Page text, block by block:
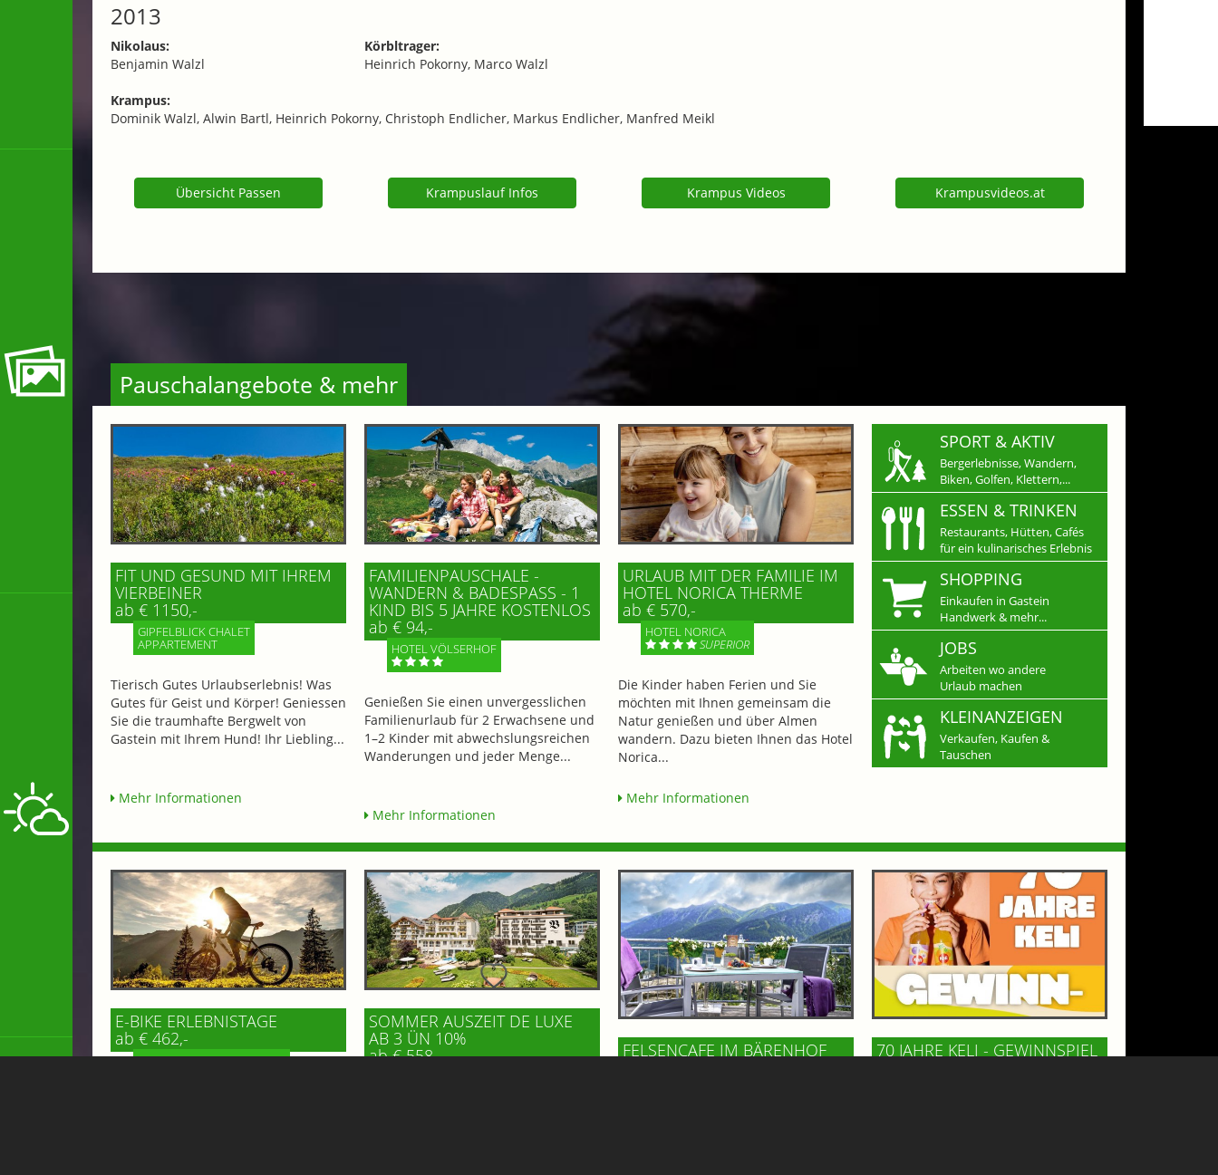
2013
Nikolaus:
Benjamin Walzl
Körbltrager:
Heinrich Pokorny, Marco Walzl
Krampus:
Dominik Walzl, Alwin Bartl, Heinrich Pokorny, Christoph Endlicher, Markus Endlicher, Manfred Meikl
Übersicht Passen Krampuslauf Infos Krampus Videos Krampusvideos.at
Pauschalangebote & mehr
FIT UND GESUND MIT IHREM
VIERBEINER
ab € 1150,-
GIPFELBLICK CHALET
APPARTEMENT
Tierisch Gutes Urlaubserlebnis! Was
Gutes für Geist und Körper! Geniessen
Sie die traumhafte Bergwelt von
Gastein mit Ihrem Hund! Ihr Liebling...
Mehr Informationen
FAMILIENPAUSCHALE -
WANDERN & BADESPASS - 1 K
IND BIS 5 JAHRE KOSTENLOS
ab € 94,-
HOTEL VÖLSERHOF
Genießen Sie einen unvergesslichen
Familienurlaub für 2 Erwachsene und
1–2 Kinder mit abwechslungsreichen
Wanderungen und jeder Menge...
Mehr Informationen
URLAUB MIT DER FAMILIE IM
HOTEL NORICA THERME
ab € 570,-
HOTEL NORICA
SUPERIOR
Die Kinder haben Ferien und Sie
möchten mit Ihnen gemeinsam die
Natur genießen und über Almen
wandern. Dazu bieten Ihnen das Hotel
Norica...
Mehr Informationen
SPORT & AKTIV
Bergerlebnisse, Wandern,
Biken, Golfen, Klettern,...
ESSEN & TRINKEN
Restaurants, Hütten, Cafés
für ein kulinarisches Erlebnis
SHOPPING
Einkaufen in Gastein
Handwerk & mehr...
JOBS
Arbeiten wo andere
Urlaub machen
KLEINANZEIGEN
Verkaufen, Kaufen &
Tauschen
E-BIKE ERLEBNISTAGE
ab € 462,-
BERGHOTEL HAUSERBAUER
SOMMER AUSZEIT DE LUXE
AB 3 ÜN 10%
ab € 558,- FELSENCAFE IM BÄRENHOF 70 JAHRE KELI - GEWINNSPIEL